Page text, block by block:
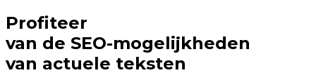
Profiteer
van de SEO-mogelijkheden
van actuele teksten